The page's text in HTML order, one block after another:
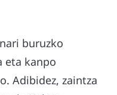
buruzko
eta kanpo
Adibidez, zaintza